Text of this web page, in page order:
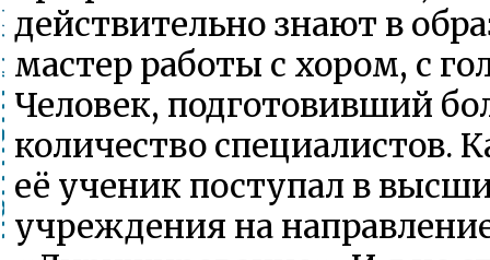
действительно знают в
мастер работы с хором, с
Человек, подготовивший
количество специалистов.
её ученик поступал в
учреждения на